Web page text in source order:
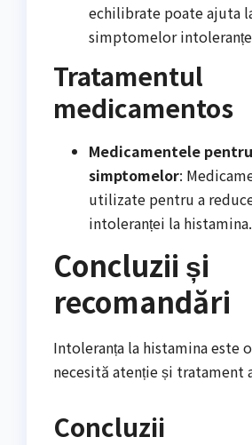
echilibrate poate ajuta
simptomelor
Tratamentul
medicamentos
Medicamentele
simptomelor:
utilizate pentru a
intoleranței la histamina.
Concluzii și
recomandări
Intoleranța la histamina este
necesită atenție și tratament
Concluzii